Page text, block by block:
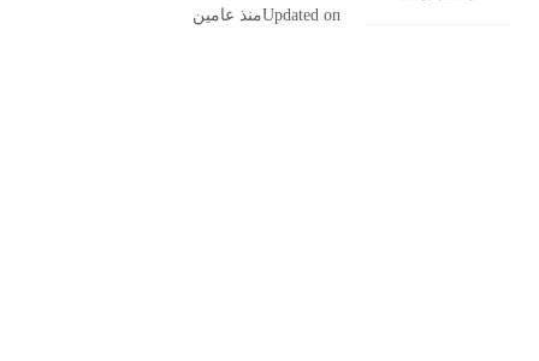
Updated onمنذ عامين